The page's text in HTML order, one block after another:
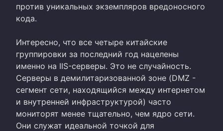
против уникальных экземпляров вредоносного
кода.
Интересно, что все четыре китайские
группировки за последний год нацелены
именно на IIS-серверы. Это не случайность.
Серверы в демилитаризованной зоне (DMZ -
сегмент сети, находящийся между интернетом
и внутренней инфраструктурой) часто
мониторят менее тщательно, чем ядро сети.
Они служат идеальной точкой для